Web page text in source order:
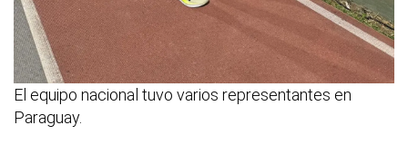
El equipo nacional tuvo varios representantes en
Paraguay.